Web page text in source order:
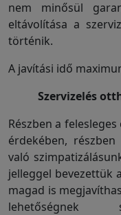
Kapcsolatfelvétel
Regisztráció/
nem minősül
eltávolítása a
történik.
A javítási idő
Szervizelés
Részben a
érdekében,
való
jelleggel bevezettük
magad is
lehetőségnek